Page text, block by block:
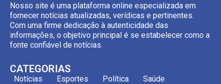
Nosso site é uma plataforma online especializada em
fornecer notícias atualizadas, verídicas e pertinentes.
Com uma firme dedicação à autenticidade das
informações, o objetivo principal é se estabelecer como a
fonte confiável de notícias.
CATEGORIAS
Notícias Esportes Política Saúde